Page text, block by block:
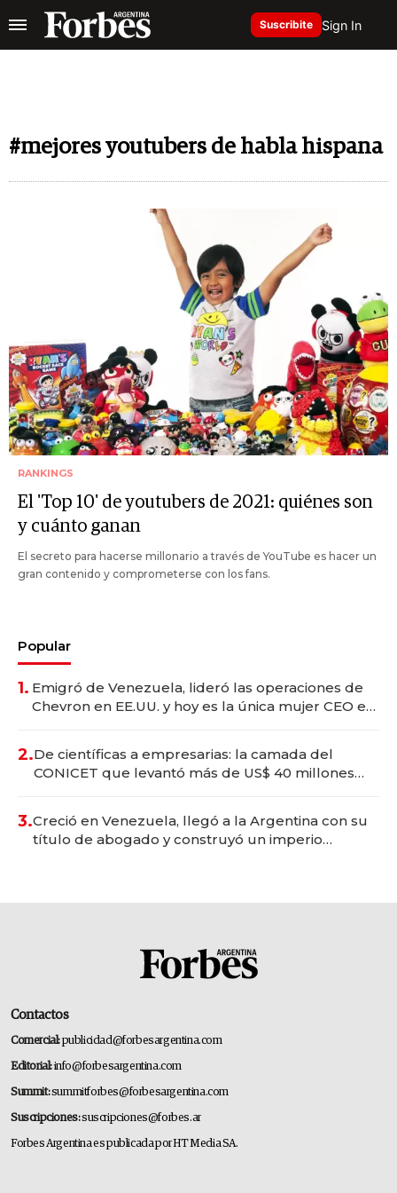
Suscribite Sign In
#mejores youtubers de habla hispana
RANKINGS
El 'Top 10' de youtubers de 2021: quiénes son
y cuánto ganan
El secreto para hacerse millonario a través de YouTube es hacer un
gran contenido y comprometerse con los fans.
Popular
1. Emigró de Venezuela, lideró las operaciones de
Chevron en EE.UU. y hoy es la única mujer CEO en
2.De científicas a empresarias: la camada del
CONICET que levantó más de US$ 40 millones
3.Creció en Venezuela, llegó a la Argentina con su
título de abogado y construyó un imperio
Contactos
Comercial:publicidad@forbesargentina.com
Editorial:info@forbesargentina.com
Summit:summitforbes@forbesargentina.com
Suscripciones:suscripciones@forbes.ar
Forbes Argentina es publicada por HT Media SA.